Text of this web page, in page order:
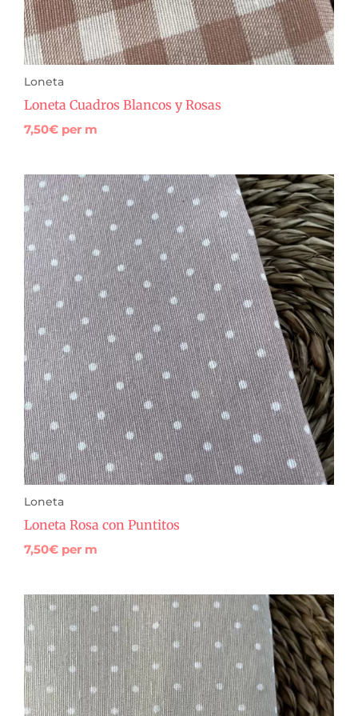
Loneta
Loneta Cuadros Blancos y Rosas
7,50€ per m
Loneta
Loneta Rosa con Puntitos
7,50€ per m